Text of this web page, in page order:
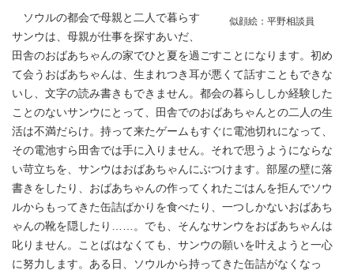
似顔絵：平野相談員
ソウルの都会で母親と二人で暮らす
サンウは、母親が仕事を探すあいだ、
田舎のおばあちゃんの家でひと夏を過ごすことになります。初め
て会うおばあちゃんは、生まれつき耳が悪くて話すこともできな
いし、文字の読み書きもできません。都会の暮らししか経験した
ことのないサンウにとって、田舎でのおばあちゃんとの二人の生
活は不満だらけ。持って来たゲームもすぐに電池切れになって、
その電池すら田舎では手に入りません。それで思うようにならな
い苛立ちを、サンウはおばあちゃんにぶつけます。部屋の壁に落
書きをしたり、おばあちゃんの作ってくれたごはんを拒んでソウ
ルからもってきた缶詰ばかりを食べたり、一つしかないおばあち
ゃんの靴を隠したり……。でも、そんなサンウをおばあちゃんは
叱りません。ことばはなくても、サンウの願いを叶えようと一心
に努力します。ある日、ソウルから持ってきた缶詰がなくなっ